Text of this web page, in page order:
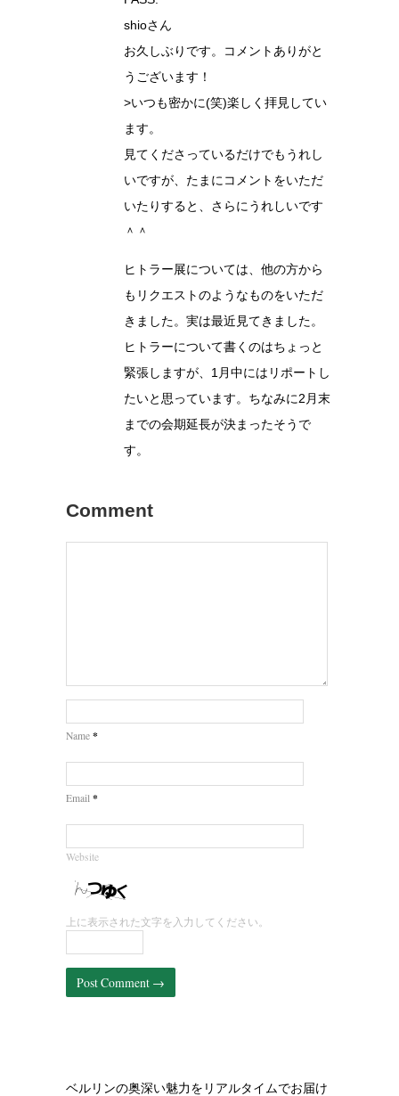
shioさん
お久しぶりです。コメントありがと
うございます！
>いつも密かに(笑)楽しく拝見してい
ます。
見てくださっているだけでもうれし
いですが、たまにコメントをいただ
いたりすると、さらにうれしいです
＾＾
ヒトラー展については、他の方から
もリクエストのようなものをいただ
きました。実は最近見てきました。
ヒトラーについて書くのはちょっと
緊張しますが、1月中にはリポートし
たいと思っています。ちなみに2月末
までの会期延長が決まったそうで
す。
Comment
Name *
Email *
Website
上に表示された文字を入力してください。
ベルリンの奥深い魅力をリアルタイムでお届け